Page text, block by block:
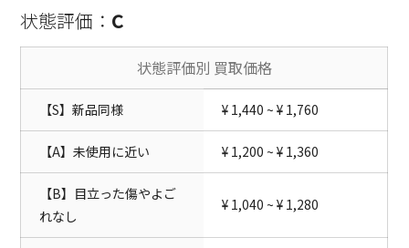
状態評価： C
状態評価別 買取価格
【S】新品同様 ¥ 1,440 ~ ¥ 1,760
【A】未使用に近い ¥ 1,200 ~ ¥ 1,360
【B】目立った傷やよご
れなし
¥ 1,040 ~ ¥ 1,280